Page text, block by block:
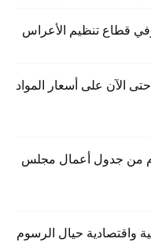
قطاع تنظيم الأعراس
الآن على أسعار المواد
من جدول أعمال مجلس
واقتصادية حيال الرسوم